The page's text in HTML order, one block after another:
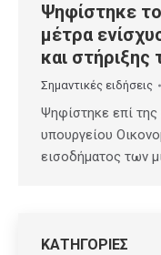
Ψηφίστηκε
μέτρα
και στήριξης
Σημαντικές ειδήσεις
Ψηφίστηκε επί
υπουργείου
εισοδήματος των
ΚΑΤΗΓΟΡΙΕΣ